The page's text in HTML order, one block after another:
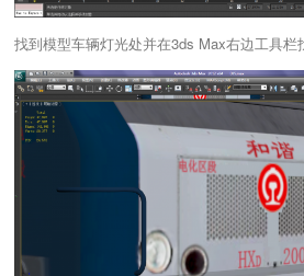
找到模型车辆灯光处并在3ds Max右边工具栏